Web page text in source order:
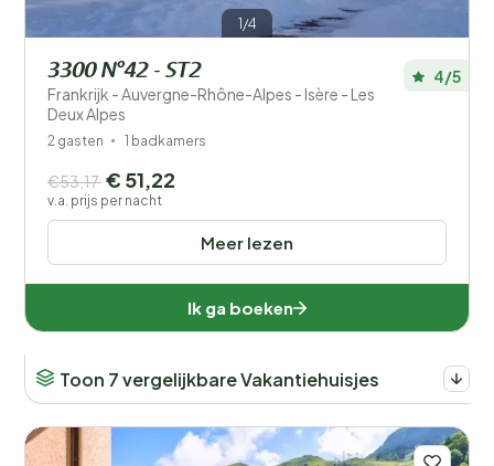
1/4
3300 N°42 - ST2
Frankrijk - Auvergne-Rhône-Alpes - Isère - Les
Deux Alpes
4/5
2 gasten 1 badkamers
Meer lezen
€53,17 € 51,22
v.a. prijs per nacht
Ik ga boeken
Toon 7 vergelijkbare Vakantiehuisjes